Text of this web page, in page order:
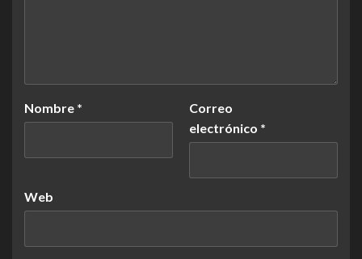
Nombre *
Correo
electrónico *
Web